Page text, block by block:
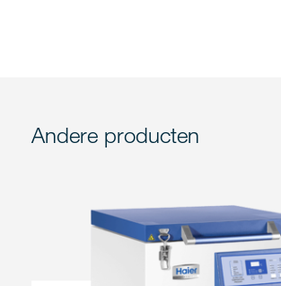
Andere producten